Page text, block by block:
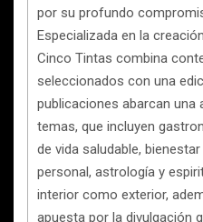
por su profundo
Especializada en la
Cinco Tintas combina
seleccionados con una
publicaciones abarcan una
temas, que incluyen
de vida saludable,
personal, astrología y
interior como exterior,
apuesta por la divulgación